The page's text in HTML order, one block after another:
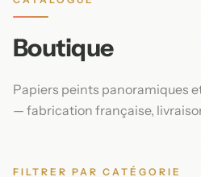
Boutique
Papiers peints panoramiques
— fabrication française,
FILTRER PAR CATÉGORIE